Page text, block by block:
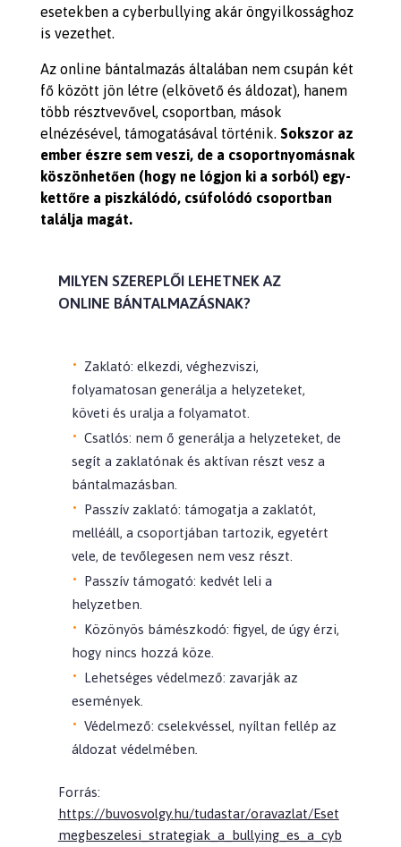
esetekben a cyberbullying akár öngyilkossághoz
is vezethet.
Az online bántalmazás általában nem csupán két
fő között jön létre (elkövető és áldozat), hanem
több résztvevővel, csoportban, mások
elnézésével, támogatásával történik. Sokszor az
ember észre sem veszi, de a csoportnyomásnak
köszönhetően (hogy ne lógjon ki a sorból) egy-
kettőre a piszkálódó, csúfolódó csoportban
találja magát.
MILYEN SZEREPLŐI LEHETNEK AZ
ONLINE BÁNTALMAZÁSNAK?
Zaklató: elkezdi, véghezviszi,
folyamatosan generálja a helyzeteket,
követi és uralja a folyamatot.
Csatlós: nem ő generálja a helyzeteket, de
segít a zaklatónak és aktívan részt vesz a
bántalmazásban.
Passzív zaklató: támogatja a zaklatót,
melléáll, a csoportjában tartozik, egyetért
vele, de tevőlegesen nem vesz részt.
Passzív támogató: kedvét leli a
helyzetben.
Közönyös bámészkodó: figyel, de úgy érzi,
hogy nincs hozzá köze.
Lehetséges védelmező: zavarják az
események.
Védelmező: cselekvéssel, nyíltan fellép az
áldozat védelmében
Forrás:
https://buvosvolgy.hu/tudastar/oravazlat/Eset
megbeszelesi_strategiak_a_bullying_es_a_cyb